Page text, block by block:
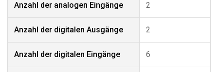
Anzahl der analogen Eingänge 2
Anzahl der digitalen Ausgänge 2
Anzahl der digitalen Eingänge 6